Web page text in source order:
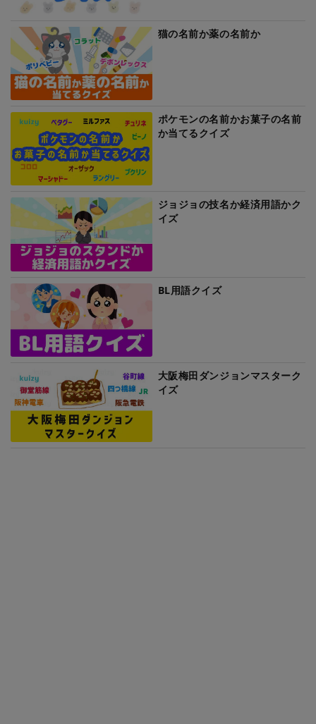
猫の名前か薬の名前か
ポケモンの名前かお菓子の名前
か当てるクイズ
ジョジョの技名か経済用語かク
イズ
BL用語クイズ
大阪梅田ダンジョンマスターク
イズ